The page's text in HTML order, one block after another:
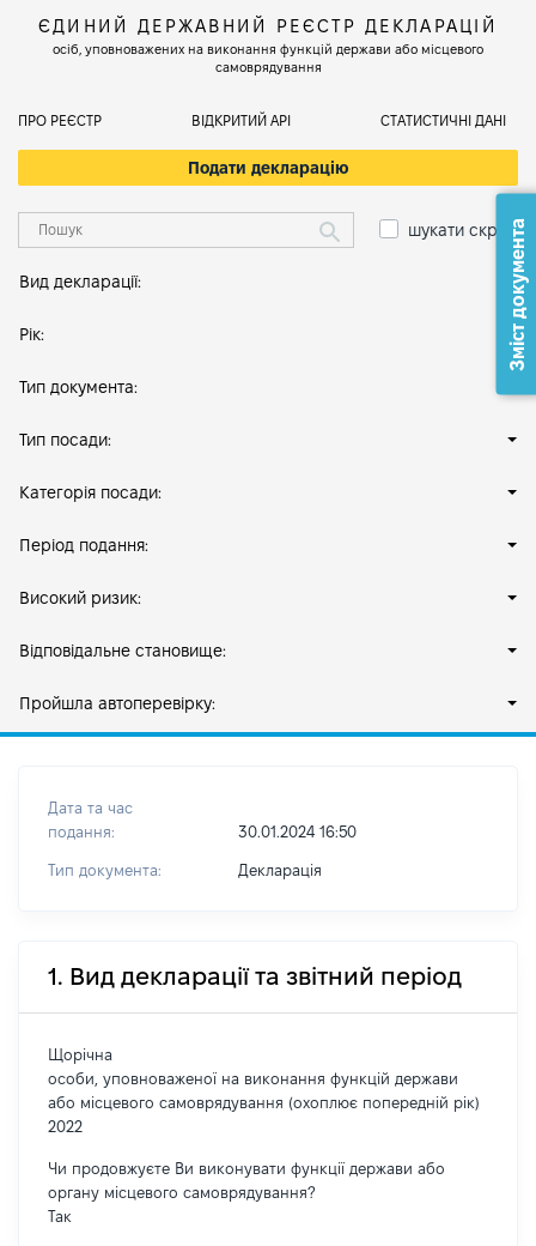
ЄДИНИЙ ДЕРЖАВНИЙ РЕЄСТР ДЕКЛАРАЦІЙ
осіб, уповноважених на виконання функцій держави або місцевого
самоврядування
ПРО РЕЄСТР ВІДКРИТИЙ АРІ СТАТИСТИЧНІ ДАНІ
Подати декларацію
шукати скрізь
Вид декларації:
Рік:
Тип документа:
Тип посади:
Категорія посади:
Період подання:
Високий ризик:
Відповідальне становище:
Пройшла автоперевірку:
Дата та час
подання:
30.01.2024 16:50
Тип документа: Декларація
1. Вид декларації та звітний період
Щорічна
особи, уповноваженої на виконання функцій держави
або місцевого самоврядування (охоплює попередній рік)
2022
Чи продовжуєте Ви виконувати функції держави або
органу місцевого самоврядування?
Так
Зміст документа